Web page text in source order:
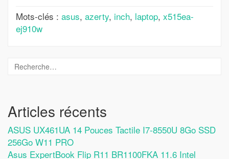
Mots-clés : asus, azerty, inch, laptop, x515ea-
ej910w
Articles récents
ASUS UX461UA 14 Pouces Tactile I7-8550U 8Go SSD
256Go W11 PRO
Asus ExpertBook Flip R11 BR1100FKA 11.6 Intel